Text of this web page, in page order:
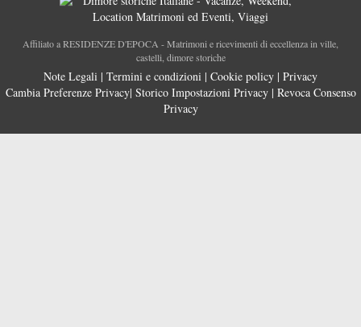
Affiliato a RESIDENZE D'EPOCA - Matrimoni e ricevimenti di eccellenza in ville,
castelli, dimore storiche
Note Legali | Termini e condizioni | Cookie policy | Privacy
Cambia Preferenze Privacy| Storico Impostazioni Privacy| Revoca Consenso
Privacy